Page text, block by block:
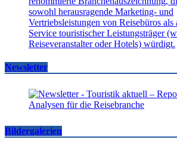
Newsletter
Bildergalerien